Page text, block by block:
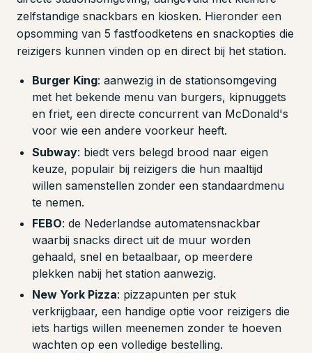
zelfstandige snackbars en kiosken. Hieronder een
opsomming van 5 fastfoodketens en snackopties die
reizigers kunnen vinden op en direct bij het station.
Burger King: aanwezig in de stationsomgeving
met het bekende menu van burgers, kipnuggets
en friet, een directe concurrent van McDonald's
voor wie een andere voorkeur heeft.
Subway: biedt vers belegd brood naar eigen
keuze, populair bij reizigers die hun maaltijd
willen samenstellen zonder een standaardmenu
te nemen.
FEBO: de Nederlandse automatensnackbar
waarbij snacks direct uit de muur worden
gehaald, snel en betaalbaar, op meerdere
plekken nabij het station aanwezig.
New York Pizza: pizzapunten per stuk
verkrijgbaar, een handige optie voor reizigers die
iets hartigs willen meenemen zonder te hoeven
wachten op een volledige bestelling.